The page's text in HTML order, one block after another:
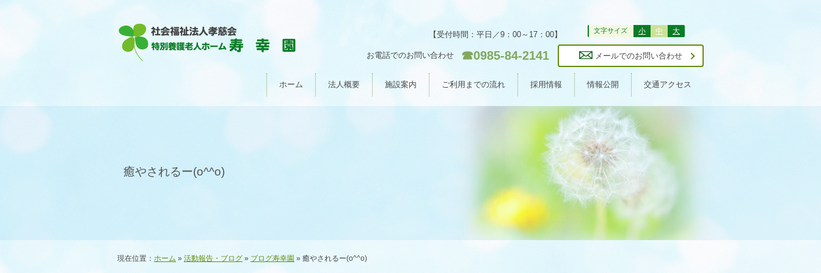
文字サイズ 小 中 大
【受付時間：平日／9：00～17：00】
お電話でのお問い合わせ ☎0985-84-2141 メールでのお問い合わせ
ホーム 法人概要 施設案内 ご利用までの流れ 採用情報 情報公開 交通アクセス
癒やされるー(o^^o)
現在位置： ホーム » 活動報告・ブログ » ブログ寿幸園 » 癒やされるー(o^^o)